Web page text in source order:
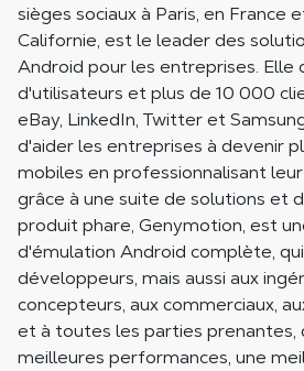
sièges sociaux à Paris, en France
Californie, est le leader des
Android pour les entreprises. Elle
d'utilisateurs et plus de 10 000
eBay, LinkedIn, Twitter et
d'aider les entreprises à devenir
mobiles en professionnalisant
grâce à une suite de solutions et
produit phare, Genymotion, est
d'émulation Android complète,
développeurs, mais aussi aux
concepteurs, aux commerciaux,
et à toutes les parties prenantes,
meilleures performances, une